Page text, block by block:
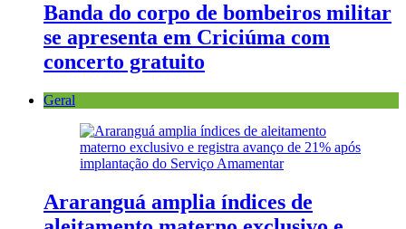
Banda do corpo de bombeiros militar
se apresenta em Criciúma com
concerto gratuito
Geral
Araranguá amplia índices de